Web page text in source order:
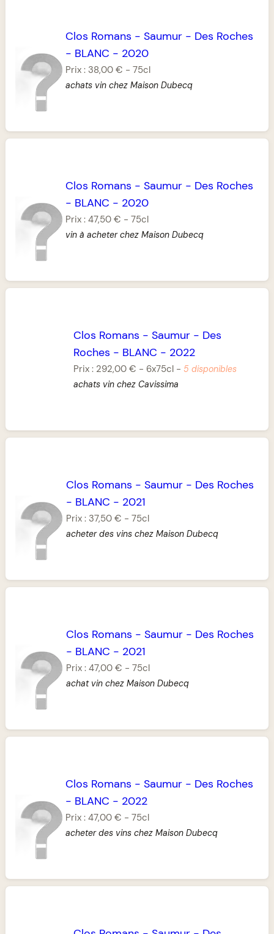
Clos Romans - Saumur- Des Roches
- BLANC - 2020
Prix : 38,00 € - 75cl
achats vin chez Maison Dubecq
Clos Romans - Saumur- Des Roches
- BLANC - 2020
Prix : 47,50 € - 75cl
vin à acheter chez Maison Dubecq
Clos Romans -Saumur - Des
Roches - BLANC - 2022
Prix : 292,00 € - 6x75cl - 5 disponibles
achats vin chez Cavissima
Clos Romans - Saumur- Des Roches
- BLANC - 2021
Prix : 37,50 € - 75cl
acheter des vins chez Maison Dubecq
Clos Romans - Saumur- Des Roches
- BLANC - 2021
Prix : 47,00 € - 75cl
achat vin chez Maison Dubecq
Clos Romans -Saumur - Des Roches
- BLANC - 2022
Prix :47,00 € -75cl
acheter des vins chez Maison Dubecq